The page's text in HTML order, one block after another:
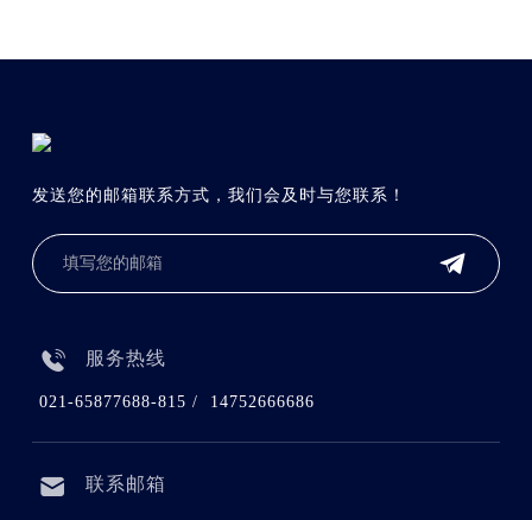
发送您的邮箱联系方式，我们会及时与您联系！

服务热线
021-65877688-815 / 14752666686
联系邮箱